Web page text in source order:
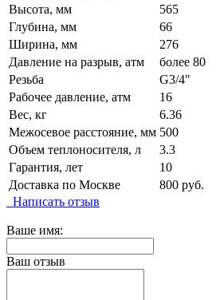
Высота, мм
565
Глубина, мм
66
Ширина, мм
276
Давление на разрыв, атм
более 80
Резьба
G3/4"
Рабочее давление, атм
16
Вес, кг
6.36
Межосевое расстояние, мм 500
Объем теплоносителя, л
3.3
Гарантия, лет
10
Доставка по Москве
800 руб.
Написать отзыв
Ваше имя:
Ваш отзыв